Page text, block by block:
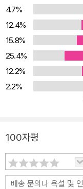
인 오스틴
4.7%
12.4%
15.8%
25.4%
12.2%
2.2%
100자평